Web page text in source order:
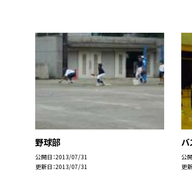
野球部
公開日 2013/07/31
更新日 2013/07/31
バ
公
更